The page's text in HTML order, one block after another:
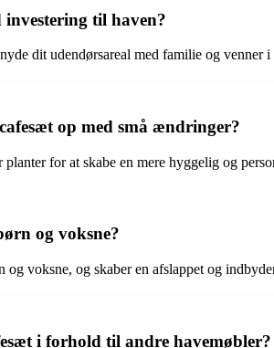
til haven?
dit udendørsareal med familie og venner i
op med små ændringer?
for at skabe en mere hyggelig og
og voksne?
og voksne, og skaber en afslappet og
i forhold til andre havemøbler?